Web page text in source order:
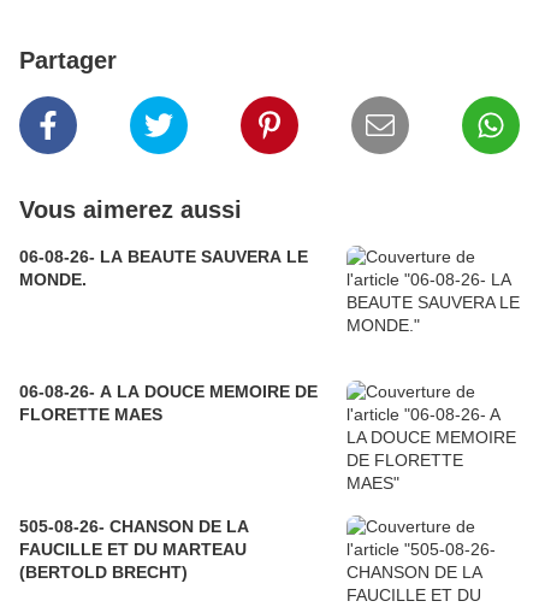
Partager
Vous aimerez aussi
06-08-26- LA BEAUTE SAUVERA LE
MONDE.
06-08-26- A LA DOUCE MEMOIRE DE
FLORETTE MAES
505-08-26- CHANSON DE LA
FAUCILLE ET DU MARTEAU
(BERTOLD BRECHT)